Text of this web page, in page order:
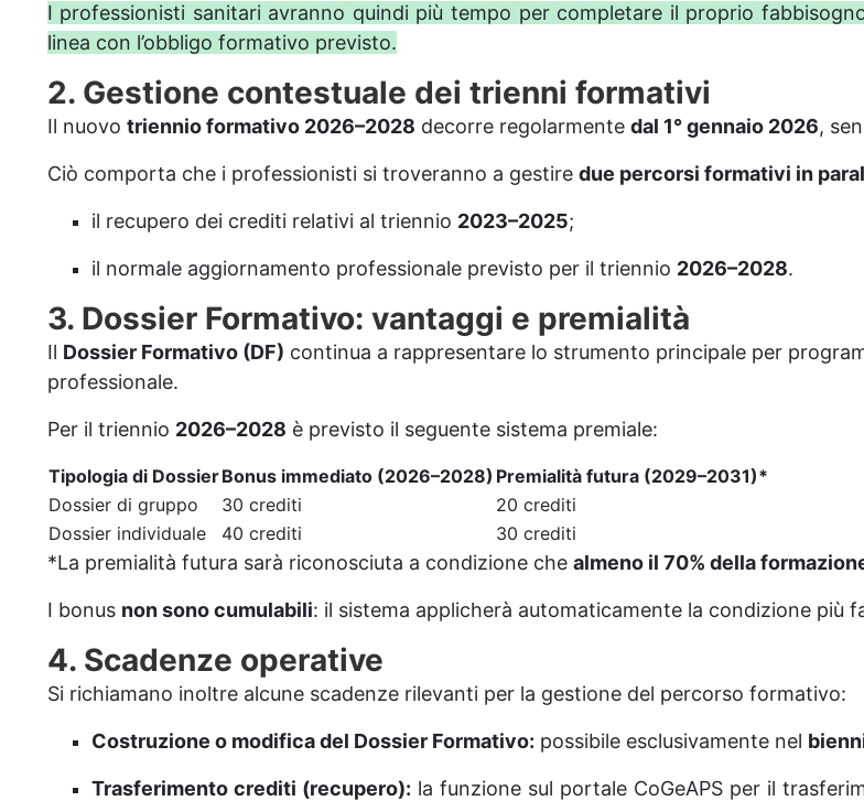
I professionisti sanitari avranno quindi più tempo per completare il proprio
linea con l’obbligo formativo previsto.
2. Gestione contestuale dei trienni formativi
Il nuovo triennio formativo 2026–2028 decorre regolarmente dal 1° gennaio 2026,
Ciò comporta che i professionisti si troveranno a gestire due percorsi formativi in
il recupero dei crediti relativi al triennio 2023–2025;
il normale aggiornamento professionale previsto per il triennio 2026–2028.
3. Dossier Formativo: vantaggi e premialità
Il Dossier Formativo (DF) continua a rappresentare lo strumento principale per
professionale.
Per il triennio 2026–2028 è previsto il seguente sistema premiale:
Tipologia di DossierBonus immediato (2026–2028) Premialità futura (2029–2031)*
Dossier di gruppo
30 crediti
20 crediti
Dossier individuale
40 crediti 30 crediti
*La premialità futura sarà riconosciuta a condizione che almeno il 70% della
I bonus non sono cumulabili: il sistema applicherà automaticamente la condizione più
4. Scadenze operative
Si richiamano inoltre alcune scadenze rilevanti per la gestione del percorso formativo:
Costruzione o modifica del Dossier Formativo: possibile esclusivamente nel
Trasferimento crediti (recupero): la funzione sul portale CoGeAPS per il